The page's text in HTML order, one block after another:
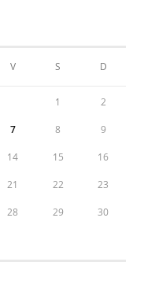
V S D
1 2
7 8 9
14 15 16
21 22 23
28 29 30